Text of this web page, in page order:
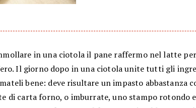
in una ciotola il pane raffermo nel latte
Il giorno dopo in una ciotola unite tutti gli
bene: deve risultare un impasto abbastanza
di carta forno, o imburrate, uno stampo rotondo